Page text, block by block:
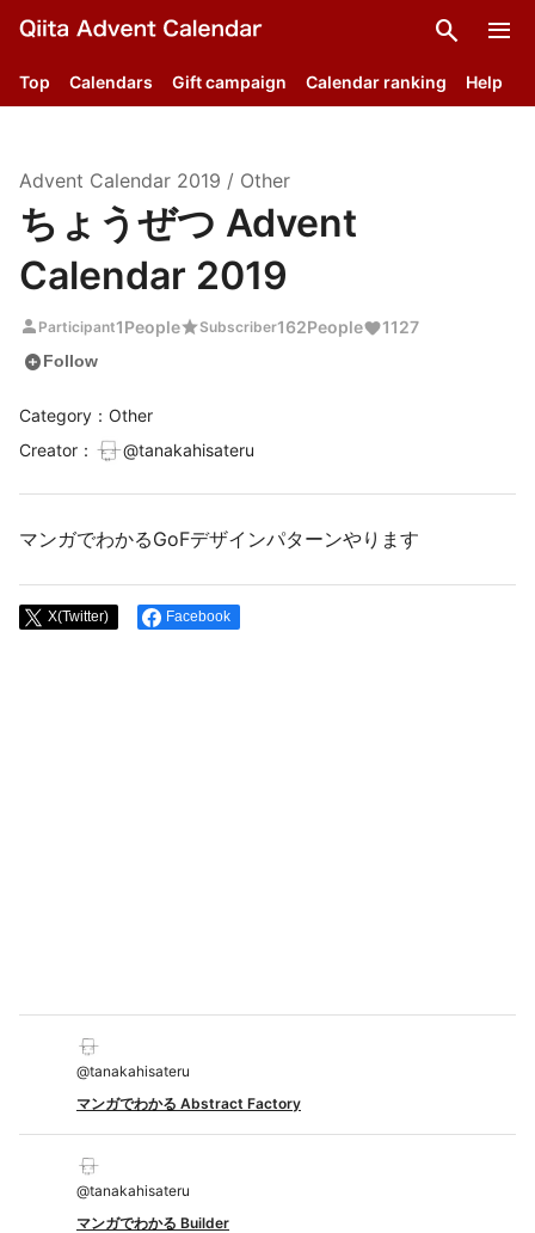
search menu
Top Calendars Gift campaign Calendar ranking Help
Advent Calendar 2019 / Other
ちょうぜつ Advent
Calendar 2019
person Participant1PeoplestarSubscriber162People 1127
add_circleFollow
Category：Other
Creator ： @tanakahisateru
マンガでわかるGoFデザインパターンやります
X(Twitter) Facebook
@tanakahisateru
マンガでわかる Abstract Factory
@tanakahisateru
マンガでわかる Builder